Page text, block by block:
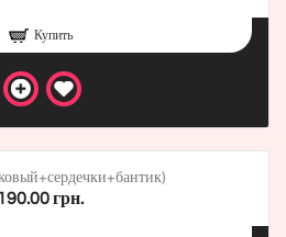
Купить
190.00 грн.